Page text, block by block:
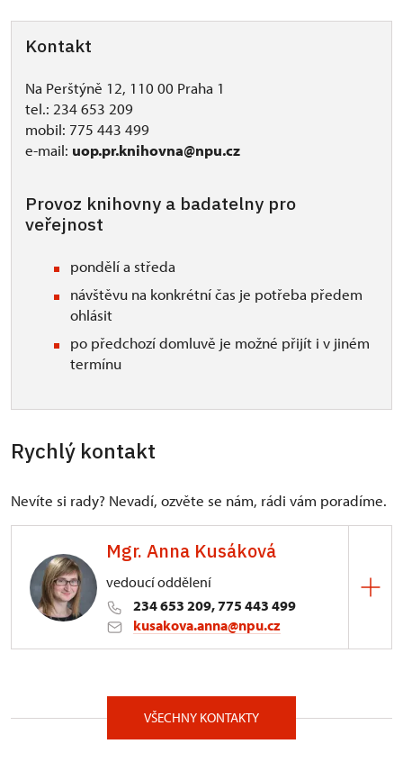
Kontakt
Na Perštýně 12, 110 00 Praha 1
tel.: 234 653 209
mobil: 775 443 499
e-mail: uop.pr.knihovna@npu.cz
Provoz knihovny a badatelny pro
veřejnost
pondělí a středa
návštěvu na konkrétní čas je potřeba předem
ohlásit
po předchozí domluvě je možné přijít i v jiném
termínu
Rychlý kontakt
Nevíte si rady? Nevadí, ozvěte se nám, rádi vám poradíme.
Mgr. Anna Kusáková
vedoucí oddělení
234 653 209, 775 443 499
kusakova.anna@npu.cz
Na Perštýně 356/12, Praha 11000
VŠECHNY KONTAKTY